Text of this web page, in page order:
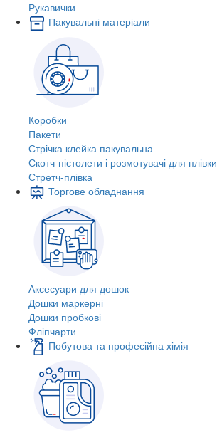
Рукавички
Пакувальні матеріали
Коробки
Пакети
Стрічка клейка пакувальна
Скотч-пістолети і розмотувачі для плівки
Стретч-плівка
Торгове обладнання
Аксесуари для дошок
Дошки маркерні
Дошки пробкові
Фліпчарти
Побутова та професійна хімія